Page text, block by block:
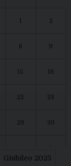
1 2
8 9
15 16
22 23
29 30
Giubileo 2025